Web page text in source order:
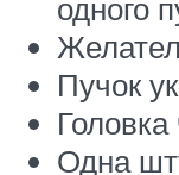
одного
Пучок
Головка
Одна